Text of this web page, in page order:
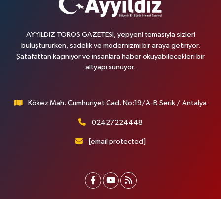
AYYILDIZ TOROS GAZETESİ, yepyeni temasıyla sizleri
buluştururken, sadelik ve modernizmi bir araya getiriyor.
Şatafattan kaçınıyor ve insanlara haber okuyabilecekleri bir
altyapı sunuyor.
Kökez Mah. Cumhuriyet Cad. No:19/A-B Serik / Antalya
02427224448
[email protected]